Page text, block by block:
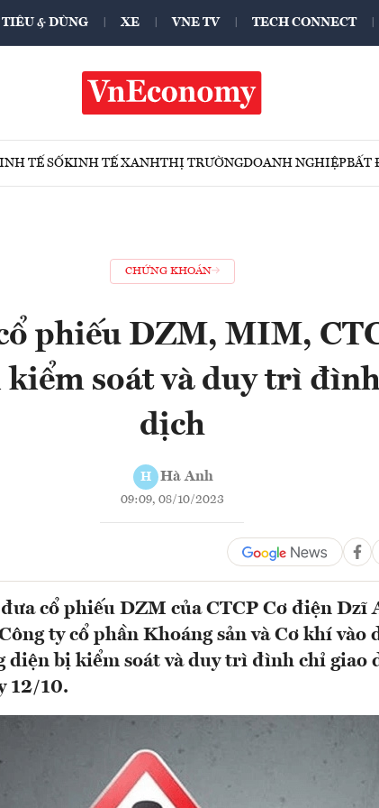
TIÊU & DÙNG XE VNE TV TECH CONNECT
TẾ SỐKINH TẾ XANHTHỊ TRƯỜNGDOANH NGHIỆPBẤT
CHỨNG KHOÁN
phiếu DZM, MIM,
kiểm soát và duy trì
dịch
H Hà Anh
09:09, 08/10/2023
cổ phiếu DZM của CTCP Cơ điện Dzĩ
ty cổ phần Khoáng sản và Cơ khí vào
diện bị kiểm soát và duy trì đình chỉ giao
12/10.